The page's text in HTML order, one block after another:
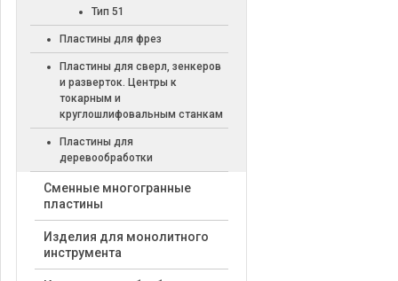
Тип 51
Пластины для фрез
Пластины для сверл, зенкеров
и разверток. Центры к
токарным и
круглошлифовальным станкам
Пластины для
деревообработки
Cменные многогранные
пластины
Изделия для монолитного
инструмента